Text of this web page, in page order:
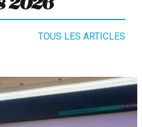
TOUS LES ARTICLES